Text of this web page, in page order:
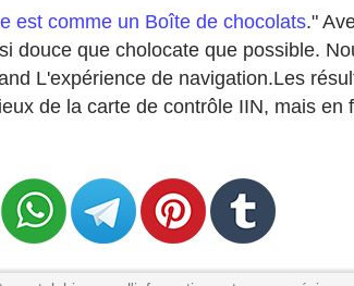
est comme un Boîte de chocolats."
douce que cholocate que possible.
L'expérience de navigation.Les
de la carte de contrôle IIN, mais